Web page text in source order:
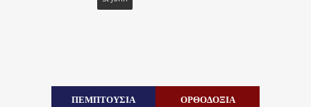
ΠΕΜΠΤΟΥΣΙΑ ΟΡΘΟΔΟΞΙΑ